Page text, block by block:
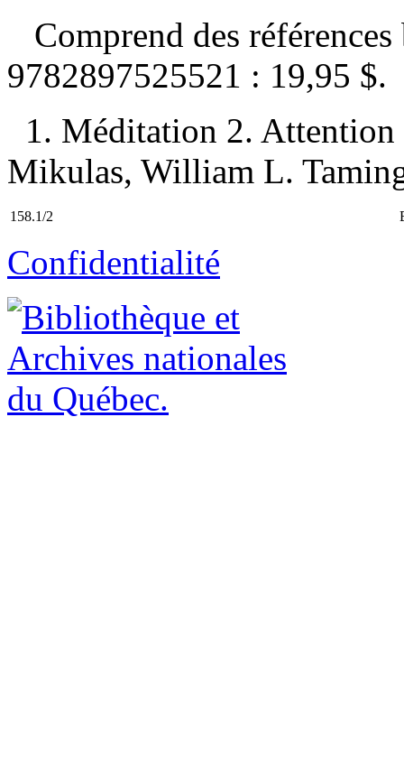
Comprend des
9782897525521 : 19,95 $.
1. Méditation 2. Attention
Mikulas, William L.
158.1/2
Confidentialité